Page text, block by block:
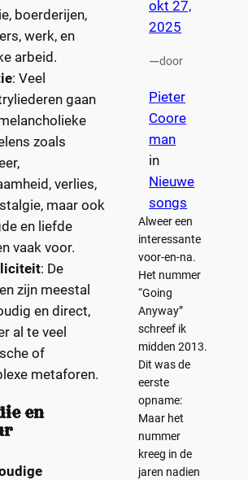
boerderijen,
werk, en
arbeid.
: Veel
gaan
zoals
verlies,
maar ook
en liefde
vaak voor.
: De
zijn meestal
en direct,
al te veel
of
metaforen.
en
okt 27,
2025
—door
Pieter
Coore
man
in
Nieuwe
songs
Alweer een
interessante
voor-en-na.
Het nummer
“Going
Anyway”
schreef ik
midden 2013.
Dit was de
eerste
opname:
Maar het
nummer
kreeg in de
jaren nadien